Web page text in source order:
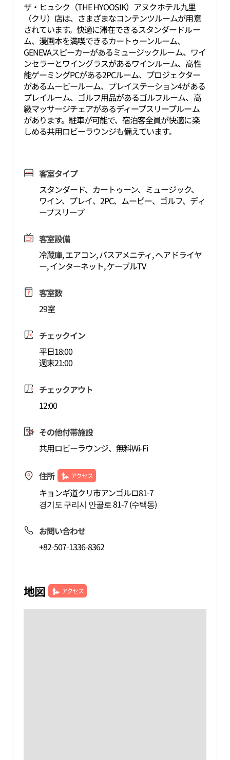
ザ・ヒュシク（THE HYOOSIK）アヌクホテル九里
（クリ）店は、さまざまなコンテンツルームが用意
されています。快適に滞在できるスタンダードルー
ム、漫画本を満喫できるカートゥーンルーム、
GENEVAスピーカーがあるミュージックルーム、ワイ
ンセラーとワイングラスがあるワインルーム、高性
能ゲーミングPCがある2PCルーム、プロジェクター
があるムービールーム、プレイステーション4がある
プレイルーム、ゴルフ用品があるゴルフルーム、高
級マッサージチェアがあるディープスリープルーム
があります。駐車が可能で、宿泊客全員が快適に楽
しめる共用ロビーラウンジも備えています。
客室タイプ
スタンダード、カートゥーン、ミュージック、
ワイン、プレイ、2PC、ムービー、ゴルフ、ディ
ープスリープ
客室設備
冷蔵庫, エアコン, バスアメニティ, ヘアドライヤ
ー, インターネット, ケーブルTV
客室数
29室
チェックイン
平日18:00
週末21:00
チェックアウト
12:00
その他付帯施設
共用ロビーラウンジ、無料Wi-Fi
住所 アクセス
キョンギ道クリ市アンゴルロ81-7
경기도 구리시 안골로 81-7 (수택동)
お問い合わせ
+82-507-1336-8362
地図 アクセス